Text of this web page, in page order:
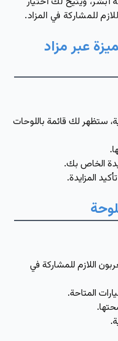
للمشاركة في المزاد.
عبر مزاد
ستظهر لك قائمة باللوحات
الخاص بك.
المزايدة.
اللازم للمشاركة في
المتاحة.